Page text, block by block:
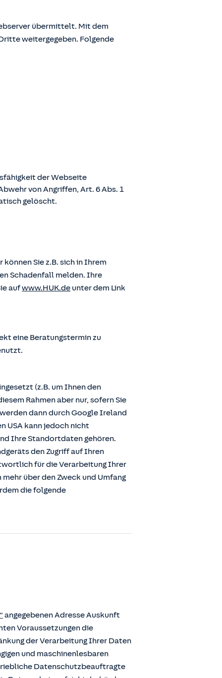
übermittelt. Mit dem
weitergegeben. Folgende
der Webseite
von Angriffen, Art. 6 Abs. 1
gelöscht.
Sie z.B. sich in Ihrem
Schadenfall melden. Ihre
aufwww.HUK.de unter dem Link
eine Beratungstermin zu
(z.B. um Ihnen den
Rahmen aber nur, sofern Sie
dann durch Google Ireland
USA kann jedoch nicht
Ihre Standortdaten gehören.
den Zugriff auf Ihren
für die Verarbeitung Ihrer
über den Zweck und Umfang
die folgende
angegebenen Adresse Auskunft
Voraussetzungen die
der Verarbeitung Ihrer Daten
und maschinenlesbaren
Datenschutzbeauftragte